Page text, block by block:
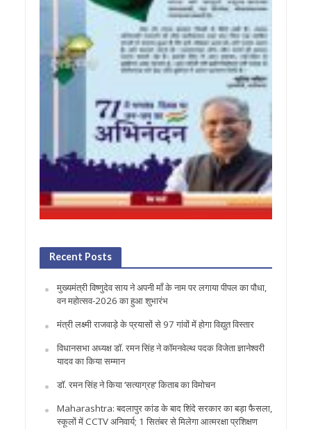
Recent Posts
मुख्यमंत्री विष्णुदेव साय ने अपनी माँ के नाम पर लगाया पीपल का पौधा,
वन महोत्सव-2026 का हुआ शुभारंभ
मंत्री लक्ष्मी राजवाड़े के प्रयासों से 97 गांवों में होगा विद्युत विस्तार
विधानसभा अध्यक्ष डॉ. रमन सिंह ने कॉमनवेल्थ पदक विजेता ज्ञानेश्वरी
यादव का किया सम्मान
डॉ. रमन सिंह ने किया ‘सत्याग्रह‘ किताब का विमोचन
Maharashtra: बदलापुर कांड के बाद शिंदे सरकार का बड़ा फैसला,
स्कूलों में CCTV अनिवार्य; 1 सितंबर से मिलेगा आत्मरक्षा प्रशिक्षण